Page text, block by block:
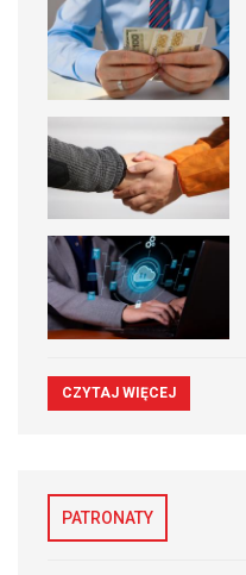
CZYTAJ WIĘCEJ
PATRONATY